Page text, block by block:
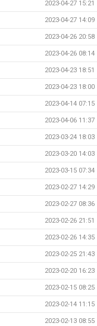
2023-04-27 15:21
2023-04-27 14:09
2023-04-26 20:58
2023-04-26 08:14
2023-04-23 18:51
2023-04-23 18:00
2023-04-14 07:15
2023-04-06 11:37
2023-03-24 18:03
2023-03-20 14:03
2023-03-15 07:34
2023-02-27 14:29
2023-02-27 08:36
2023-02-26 21:51
2023-02-26 14:35
2023-02-25 21:43
2023-02-20 16:23
2023-02-15 08:25
2023-02-14 11:15
2023-02-13 08:55